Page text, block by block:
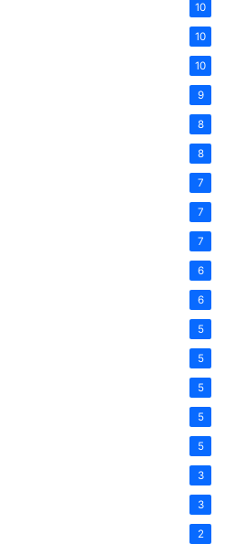
10
10
10
9
8
8
7
7
7
6
6
5
5
5
5
5
3
3
2